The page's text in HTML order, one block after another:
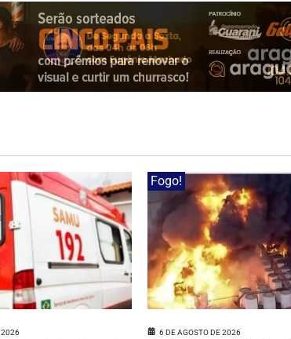
2026
Fogo!
6 DE AGOSTO DE 2026